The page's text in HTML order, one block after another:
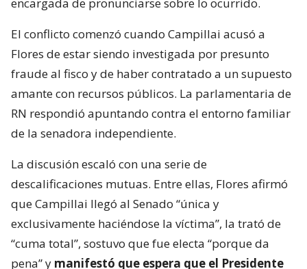
encargada de pronunciarse sobre lo ocurrido.
El conflicto comenzó cuando Campillai acusó a
Flores de estar siendo investigada por presunto
fraude al fisco y de haber contratado a un supuesto
amante con recursos públicos. La parlamentaria de
RN respondió apuntando contra el entorno familiar
de la senadora independiente.
La discusión escaló con una serie de
descalificaciones mutuas. Entre ellas, Flores afirmó
que Campillai llegó al Senado “única y
exclusivamente haciéndose la víctima”, la trató de
“cuma total”, sostuvo que fue electa “porque da
pena” y manifestó que espera que el Presidente